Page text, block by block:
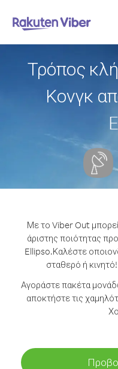
Τρόπος
Κονγκ
Με το Viber Out
άριστης ποιότητας
Ellipso.Καλέστε
σταθερό ή
Αγοράστε πακέτα
αποκτήστε τις